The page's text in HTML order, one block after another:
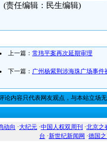
(责任编辑：民生编辑)
上一篇： 常玮平案再次延期审理
下一篇： 广州杨紫荆涉海珠广场事件
论内容只代表网友观点，与本站立场
动向 ·大纪元 ·中国人权双周刊 ·北京之
台 ·新世纪新闻网 ·德国